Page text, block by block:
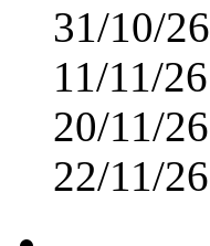
31/10/26
11/11/26
20/11/26
22/11/26